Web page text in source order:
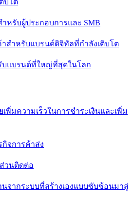
บโต
หรับผู้ประกอบการและ SMB
สำหรับแบรนด์ดิจิทัลที่กำลังเติบโต
แบรนด์ที่ใหญ่ที่สุดในโลก
ยเพิ่มความเร็วในการชำระเงินและเพิ่ม
กิจการค้าส่ง
วนติดต่อ
นจากระบบที่สร้างเองแบบซับซ้อนมาสู่